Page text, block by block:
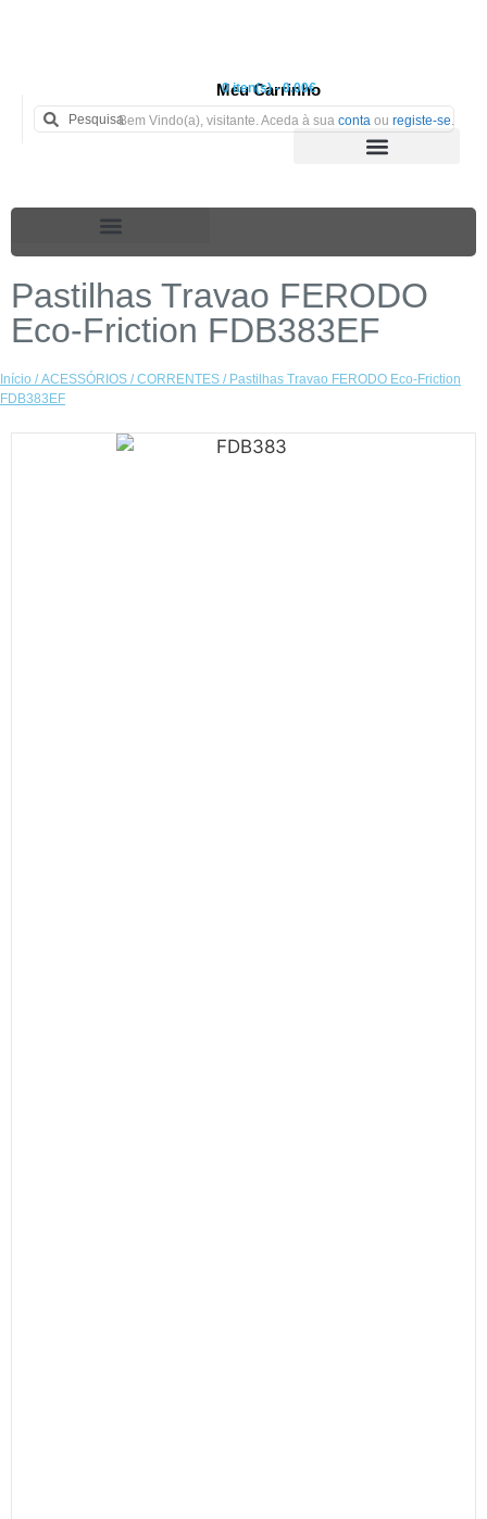
Meu Carrinho
0 iten(s) - 0.00€
Bem Vindo(a), visitante. Aceda à sua conta ou registe-se.
Pastilhas Travao FERODO
Eco-Friction FDB383EF
Início /ACESSÓRIOS /CORRENTES / Pastilhas Travao FERODO Eco-Friction
FDB383EF